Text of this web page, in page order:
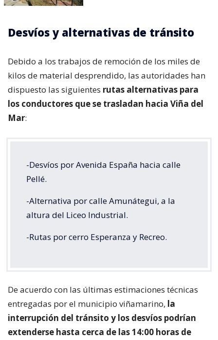
Desvíos y alternativas de tránsito
Debido a los trabajos de remoción de los miles de
kilos de material desprendido, las autoridades han
dispuesto las siguientes rutas alternativas para
los conductores que se trasladan hacia Viña del
Mar:
-Desvíos por Avenida España hacia calle
Pellé.
-Alternativa por calle Amunátegui, a la
altura del Liceo Industrial.
-Rutas por cerro Esperanza y Recreo.
De acuerdo con las últimas estimaciones técnicas
entregadas por el municipio viñamarino, la
interrupción del tránsito y los desvíos podrían
extenderse hasta cerca de las 14:00 horas de